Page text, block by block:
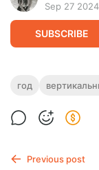
Sep 27
SUBSCRIBE
ёмкий
год
Previous post